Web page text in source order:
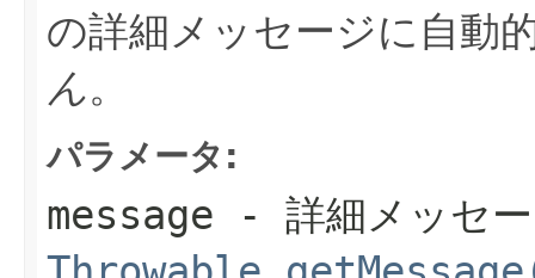
の詳細メッセージに自動
ん。
パラメータ:
message - 詳細メッセ